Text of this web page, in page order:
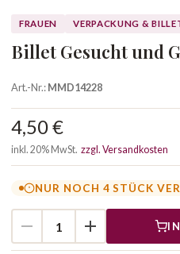
FRAUEN VERPACKUNG &
Billet Gesucht und
Art.-Nr.:MMD14228
4,50 €
inkl. 20% MwSt. zzgl. Versandkosten
NUR NOCH 4 STÜCK